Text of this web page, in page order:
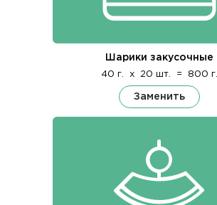
Шарики закусочные
40 г. x 20 шт. = 800 г.
Заменить